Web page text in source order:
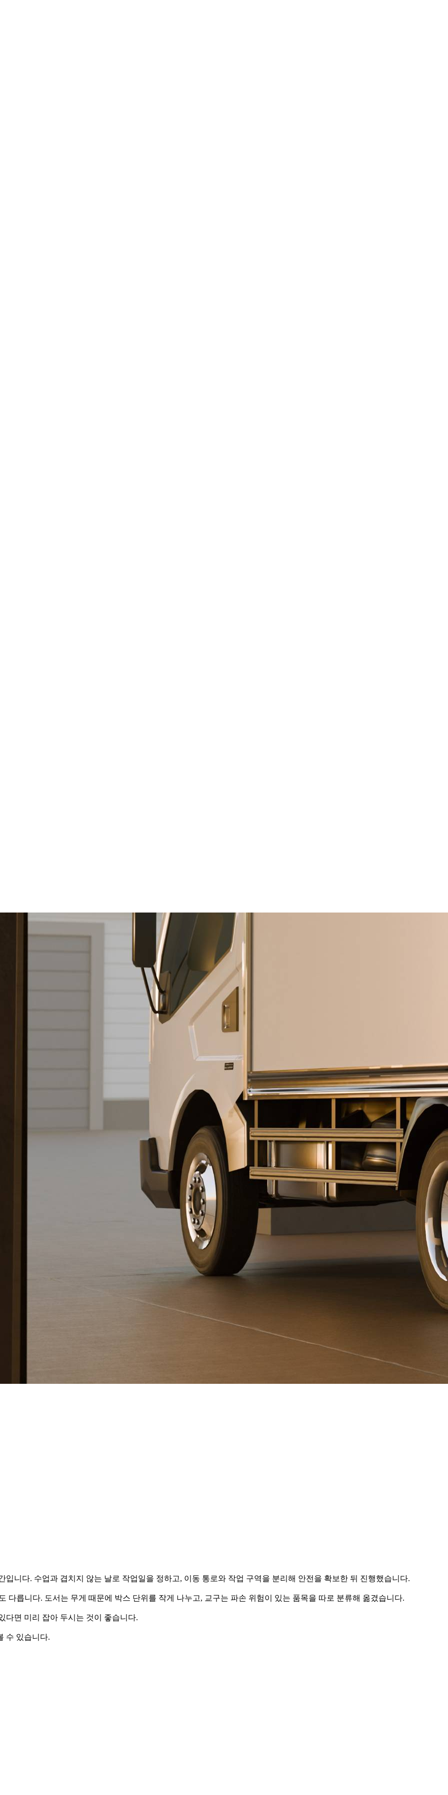
니다. 수업과 겹치지 않는 날로 작업일을 정하고, 이동 통로와 작업 구역을 분리해 안전을 확보한 뒤 진행했습니다.
다릅니다. 도서는 무게 때문에 박스 단위를 작게 나누고, 교구는 파손 위험이 있는 품목을 따로 분류해 옮겼습니다.
다면 미리 잡아 두시는 것이 좋습니다.
수 있습니다.